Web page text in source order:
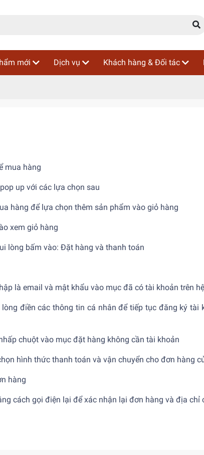
mới Dịch vụ Khách hàng & Đối tác
mua hàng
up với các lựa chọn sau
hàng để lựa chọn thêm sản phẩm vào giỏ hàng
xem giỏ hàng
lòng bấm vào: Đặt hàng và thanh toán
là email và mật khẩu vào mục đã có tài khoản trên
điền các thông tin cá nhân để tiếp tục đăng ký tài
chuột vào mục đặt hàng không cần tài khoản
hình thức thanh toán và vận chuyển cho đơn hàng
hàng
cách gọi điện lại để xác nhận lại đơn hàng và địa chỉ